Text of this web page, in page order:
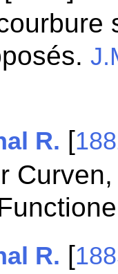
R. [
R. [